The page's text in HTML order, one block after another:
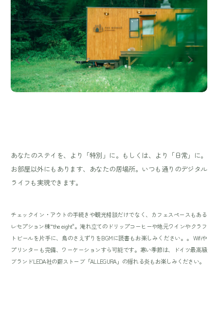
あなたのステイを、より「特別」に。もしくは、より「日常」に。
お部屋以外にもあります、あなたの居場所。いつも通りのデジタル
ライフも実現できます。
チェックイン・アウトの手続きや観光相談だけでなく、カフェスペースもある
レセプション棟 “the eight"。淹れ立てのドリップコーヒーや地元ワインやクラフ
トビールを片手に、鳥のさえずりをBGMに読書もお楽しみください。。 Wifiや
プリンターも完備、ワーケーションすら可能です。寒い季節は、ドイツ最高級
ブランドLEDA社の薪ストーブ「ALLEGURA」の揺れる炎もお楽しみください。